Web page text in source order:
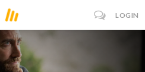
LOGIN